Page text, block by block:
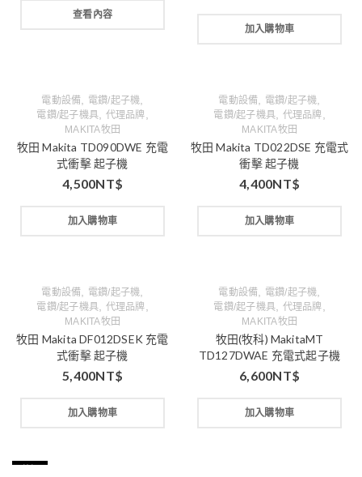
查看內容
加入購物車
電動設備 電鑽/起子機
電鑽/起子機具 代理品牌
MAKITA牧田
牧田 Makita TD090DWE 充電
式衝擊 起子機
4,500NT$
加入購物車
電動設備 電鑽/起子機
電鑽/起子機具 代理品牌
MAKITA牧田
牧田 Makita TD022DSE 充電式
衝擊 起子機
4,400NT$
加入購物車
電動設備 電鑽/起子機
電鑽/起子機具 代理品牌
MAKITA牧田
牧田 Makita DF012DSEK 充電
式衝擊 起子機
5,400NT$
加入購物車
電動設備 電鑽/起子機
電鑽/起子機具 代理品牌
MAKITA牧田
牧田(牧科) MakitaMT
TD127DWAE 充電式起子機
6,600NT$
加入購物車